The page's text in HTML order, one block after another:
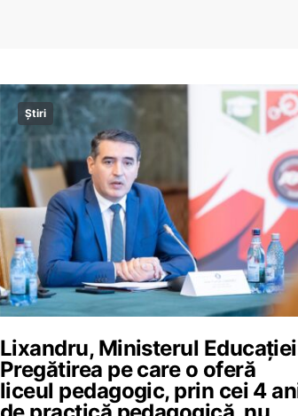
Știri
Lixandru, Ministerul
Pregătirea pe care o oferă
liceul pedagogic, prin cei 4